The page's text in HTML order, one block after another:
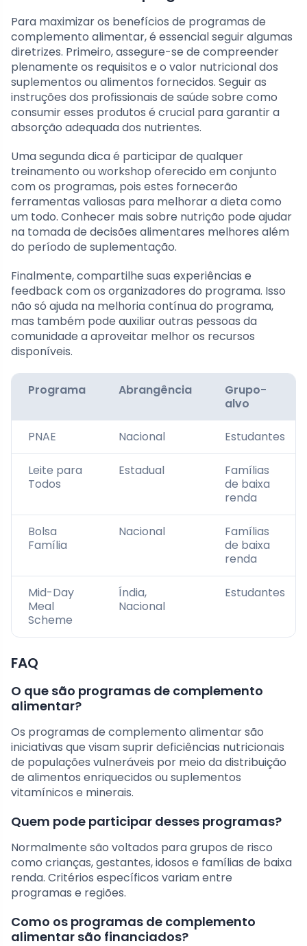
Para maximizar os benefícios de programas de
complemento alimentar, é essencial seguir algumas
diretrizes. Primeiro, assegure-se de compreender
plenamente os requisitos e o valor nutricional dos
suplementos ou alimentos fornecidos. Seguir as
instruções dos profissionais de saúde sobre como
consumir esses produtos é crucial para garantir a
absorção adequada dos nutrientes.
Uma segunda dica é participar de qualquer
treinamento ou workshop oferecido em conjunto
com os programas, pois estes fornecerão
ferramentas valiosas para melhorar a dieta como
um todo. Conhecer mais sobre nutrição pode ajudar
na tomada de decisões alimentares melhores além
do período de suplementação.
Finalmente, compartilhe suas experiências e
feedback com os organizadores do programa. Isso
não só ajuda na melhoria contínua do programa,
mas também pode auxiliar outras pessoas da
comunidade a aproveitar melhor os recursos
disponíveis.
Programa Abrangência
Grupo-
alvo
PNAE Nacional Estudantes
Leite para
Todos
Estadual
Famílias
de baixa
renda
Bolsa
Família
Nacional
Famílias
de baixa
renda
Mid-Day
Meal
Scheme
Índia,
Nacional
Estudantes
FAQ
O que são programas de complemento
alimentar?
Os programas de complemento alimentar são
iniciativas que visam suprir deficiências nutricionais
de populações vulneráveis por meio da distribuição
de alimentos enriquecidos ou suplementos
vitamínicos e minerais.
Quem pode participar desses programas?
Normalmente são voltados para grupos de risco
como crianças, gestantes, idosos e famílias de baixa
renda. Critérios específicos variam entre
programas e regiões.
Como os programas de complemento
alimentar são financiados?